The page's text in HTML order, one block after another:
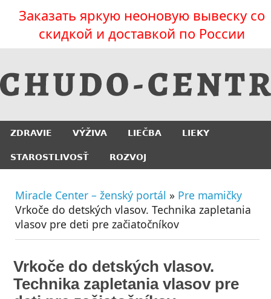
Заказать яркую неоновую вывеску со
скидкой и доставкой по России
ZDRAVIE VÝŽIVA LIEČBA LIEKY
STAROSTLIVOSŤ ROZVOJ
Miracle Center – ženský portál » Pre mamičky
Vrkoče do detských vlasov. Technika zapletania
vlasov pre deti pre začiatočníkov
Vrkoče do detských vlasov.
Technika zapletania vlasov pre